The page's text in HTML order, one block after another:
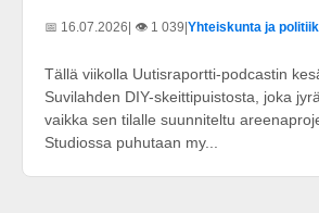
📅 16.07.2026| 👁️ 1 039|Yhteiskunta ja
Tällä viikolla Uutisraportti-podcastin
Suvilahden DIY-skeittipuistosta, joka
vaikka sen tilalle suunniteltu
Studiossa puhutaan my...